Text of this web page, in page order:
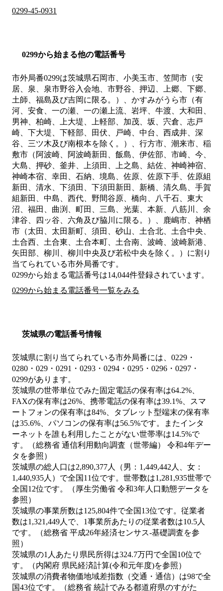
0299-45-0931
0299から始まる他の電話番号
市外局番0299は茨城県石岡市、小美玉市、笠間市（安
居、泉、泉市野谷入会地、市野谷、押辺、上郷、下郷、
土師、福島及び吉岡に限る。）、かすみがうら市（有
河、安食、一の瀬、一の瀬上流、岩坪、牛渡、大和田、
男神、柏崎、上大堤、上軽部、加茂、坂、宍倉、志戸
崎、下大堤、下軽部、田伏、戸崎、中台、西成井、深
谷、三ツ木及び南根本を除く。）、行方市、潮来市、稲
敷市（阿波崎、阿波崎新田、飯島、伊佐部、市崎、今、
大島、押砂、釜井、上須田、上之島、結佐、神崎神宿、
神崎本宿、幸田、石納、境島、佐原、佐原下手、佐原組
新田、清水、下須田、下須田新田、新橋、清久島、手賀
組新田、中島、西代、野間谷原、橋向、八千石、東大
沼、福田、曲渕、町田、三島、光葉、本新、八筋川、余
津谷、四ッ谷、六角及び脇川に限る。）、鹿嶋市、神栖
市（太田、太田新町、須田、砂山、土合北、土合中央、
土合西、土合東、土合本町、土合南、波崎、波崎新港、
矢田部、柳川、柳川中央及び若松中央を除く。） に割り
当てられている市外局番です。
0299から始まる電話番号は14,044件登録されています。
0299から始まる電話番号一覧をみる
茨城県の電話番号情報
茨城県に割り当てられている市外局番には、0229・
0280・029・0291・0293・0294・0295・0296・0297・
0299があります。
茨城県の世帯単位でみた固定電話の保有率は64.2%、
FAXの保有率は26%、携帯電話の保有率は39.1%、スマ
ートフォンの保有率は84%、タブレット型端末の保有率
は35.6%、パソコンの保有率は56.5%です。またインタ
ーネットを誰も利用したことがない世帯率は14.5%で
す。（総務省 通信利用動向調査（世帯編） 令和4年デー
タを参照）
茨城県の総人口は2,890,377人（男：1,449,442人、女：
1,440,935人）で全国11位です。世帯数は1,281,935世帯で
全国12位です。（厚生労働省 令和3年人口動態データを
参照）
茨城県の事業所数は125,804件で全国13位です。従業者
数は1,321,449人で、1事業所あたりの従業者数は10.5人
です。（総務省 平成26年経済センサス‐基礎調査を参
照）
茨城県の1人あたり県民所得は324.7万円で全国10位で
す。（内閣府 県民経済計算(令和元年度)を参照）
茨城県の消費者物価地域差指数（交通・通信）は98で全
国43位です。（総務省 統計でみる都道府県のすがた